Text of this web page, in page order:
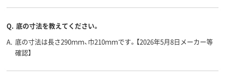
Q. 底の寸法を教えてください。
A. 底の寸法は長さ290ｍｍ、巾210ｍｍです。【2026年5月8日メーカー等
確認】